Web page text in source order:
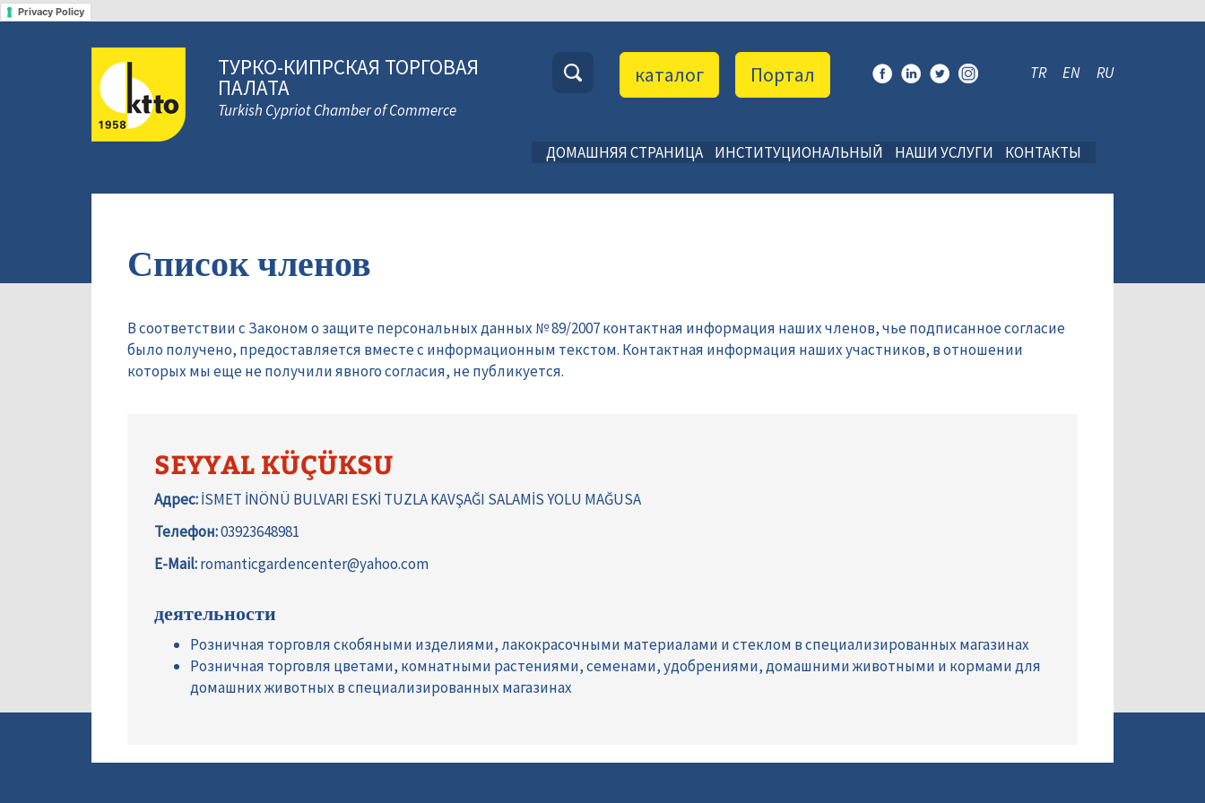
Privacy Policy
ТУРКО-КИПРСКАЯ ТОРГОВАЯ
ПАЛАТА
Turkish Cypriot Chamber of Commerce
TR EN RU
Портал
каталог
ДОМАШНЯЯ СТРАНИЦА ИНСТИТУЦИОНАЛЬНЫЙ НАШИ УСЛУГИ КОНТАКТЫ
Список членов
В соответствии с Законом о защите персональных данных № 89/2007 контактная информация наших членов, чье подписанное согласие
было получено, предоставляется вместе с информационным текстом. Контактная информация наших участников, в отношении
которых мы еще не получили явного согласия, не публикуется.
SEYYAL KÜÇÜKSU
Адрес:İSMET İNÖNÜ BULVARI ESKİ TUZLA KAVŞAĞI SALAMİS YOLU MAĞUSA
Телефон:03923648981
E-Mail:romanticgardencenter@yahoo.com
деятельности
Розничная торговля скобяными изделиями, лакокрасочными материалами и стеклом в специализированных магазинах
Розничная торговля цветами, комнатными растениями, семенами, удобрениями, домашними животными и кормами для
домашних животных в специализированных магазинах